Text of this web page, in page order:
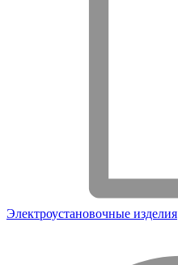
Электроустановочные изделия